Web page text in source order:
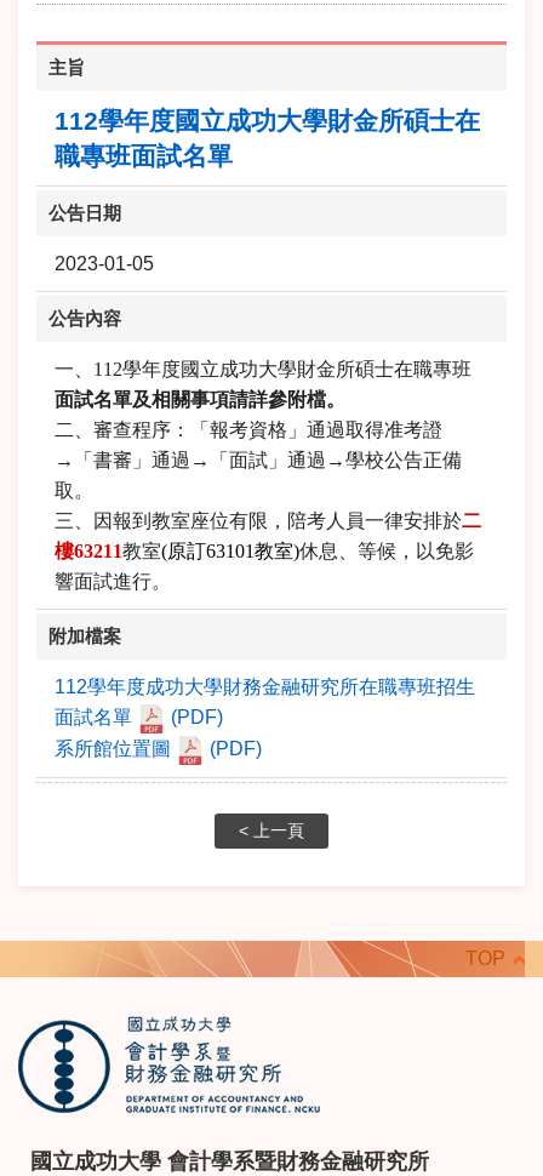
主旨
112學年度國立成功大學財金所碩士在
職專班面試名單
公告日期
2023-01-05
公告內容
一、112學年度國立成功大學財金所碩士在職專班
面試名單及相關事項請詳參附檔。
二、審查程序：「報考資格」通過取得准考證
→「書審」通過→「面試」通過→學校公告正備
取。
三、因報到教室座位有限，陪考人員一律安排於二
樓63211教室(原訂63101教室)休息、等候，以免影
響面試進行。
附加檔案
112學年度成功大學財務金融研究所在職專班招生
面試名單
(PDF)
系所館位置圖
(PDF)
< 上一頁
TOP
國立成功大學 會計學系暨財務金融研究所